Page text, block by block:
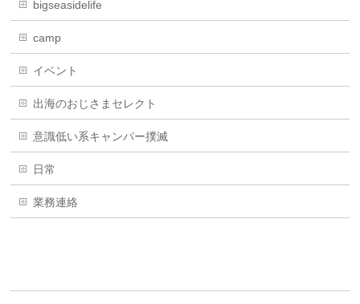
bigseasidelife
camp
イベント
出海のおじさまセレクト
意識低い系キャンパー撲滅
日常
業務連絡